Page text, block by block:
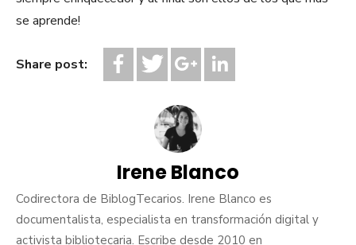
se aprende!
Share post:
Irene Blanco
Codirectora de BiblogTecarios. Irene Blanco es
documentalista, especialista en transformación digital y
activista bibliotecaria. Escribe desde 2010 en